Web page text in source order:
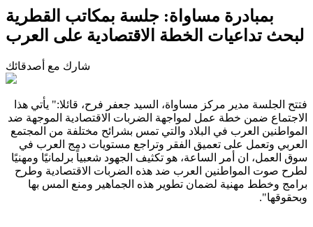
بمبادرة مساواة: جلسة بمكاتب القطرية
لبحث تداعيات الخطة الاقتصادية على العرب
شارك مع أصدقائك
فتتح الجلسة مدير مركز مساواة، السيد جعفر فرح، قائلا:" يأتي هذا
الاجتماع ضمن خطة عمل لمواجهة الضربات الاقتصادية الموجهة ضد
المواطنين العرب في البلاد والتي تمس بشرائح مختلفة من المجتمع
العربي وتعمل على تعميق الفقر وتراجع مستويات دمج العرب في
سوق العمل، ان أمر الساعة، هو تكثيف الجهود شعبياً برلمانيًا ومهنيًا
لطرح صوت المواطنين العرب ضد هذه الضربات الاقتصادية وطرح
برامج وخطط مهنية لضمان تطوير هذه الجماهير ومنع المس بها
وبحقوقها".